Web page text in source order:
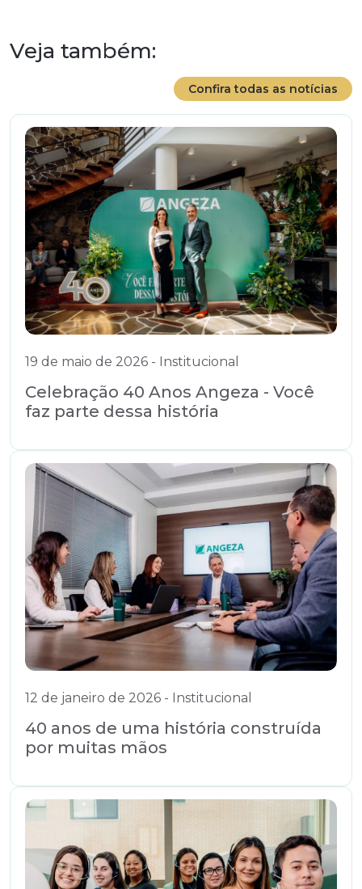
Veja também:
Confira todas as notícias
19 de maio de 2026 - Institucional
Celebração 40 Anos Angeza - Você
faz parte dessa história
12 de janeiro de 2026 - Institucional
40 anos de uma história construída
por muitas mãos